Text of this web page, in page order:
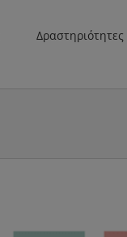
Δραστηριότητες